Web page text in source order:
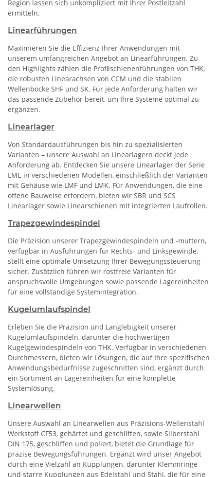
Region lassen sich unkompliziert mit Ihrer Postleitzahl
ermitteln.
Linearführungen
Maximieren Sie die Effizienz Ihrer Anwendungen mit
unserem umfangreichen Angebot an Linearführungen. Zu
den Highlights zählen die Profilschienenführungen von THK,
die robusten Linearachsen von CCM und die stabilen
Wellenböcke SHF und SK. Für jede Anforderung halten wir
das passende Zubehör bereit, um Ihre Systeme optimal zu
ergänzen.
Linearlager
Von Standardausführungen bis hin zu spezialisierten
Varianten – unsere Auswahl an Linearlagern deckt jede
Anforderung ab. Entdecken Sie unsere Linearlager der Serie
LME in verschiedenen Modellen, einschließlich der Varianten
mit Gehäuse wie LMF und LMK. Für Anwendungen, die eine
offene Bauweise erfordern, bieten wir SBR und SCS
Linearlager sowie Linearschienen mit integrierten Laufrollen.
Trapezgewindespindel
Die Präzision unserer Trapezgewindespindeln und -muttern,
verfügbar in Ausführungen für Rechts- und Linksgewinde,
stellt eine optimale Umsetzung Ihrer Bewegungssteuerung
sicher. Zusätzlich führen wir rostfreie Varianten für
anspruchsvolle Umgebungen sowie passende Lagereinheiten
für eine vollständige Systemintegration.
Kugelumlaufspindel
Erleben Sie die Präzision und Langlebigkeit unserer
Kugelumlaufspindeln, darunter die hochwertigen
Kugelgewindespindeln von THK. Verfügbar in verschiedenen
Durchmessern, bieten wir Lösungen, die auf Ihre spezifischen
Anwendungsbedürfnisse zugeschnitten sind, ergänzt durch
ein Sortiment an Lagereinheiten für eine komplette
Systemlösung.
Linearwellen
Unsere Auswahl an Linearwellen aus Präzisions-Wellenstahl
Werkstoff CF53, gehärtet und geschliffen, sowie Silberstahl
DIN 175, geschliffen und poliert, bietet die Grundlage für
präzise Bewegungsführungen. Ergänzt wird unser Angebot
durch eine Vielzahl an Kupplungen, darunter Klemmringe
und starre Kupplungen aus Edelstahl und Stahl, die für eine